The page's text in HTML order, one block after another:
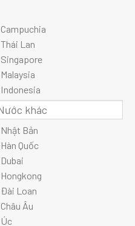
Campuchia
Thái Lan
Singapore
Malaysia
Indonesia
Nhật Bản
Hàn Quốc
Dubai
Hongkong
Đài Loan
Châu Âu
Úc